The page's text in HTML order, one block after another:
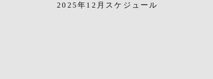
2025年12月スケジュール